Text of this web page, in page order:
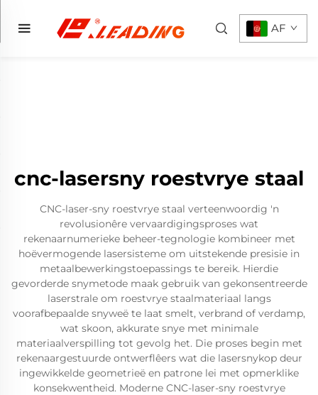
AF
cnc-lasersny roestvrye staal
CNC-laser-sny roestvrye staal verteenwoordig 'n
revolusionêre vervaardigingsproses wat
rekenaarnumerieke beheer-tegnologie kombineer met
hoëvermogende lasersisteme om uitstekende presisie in
metaalbewerkingstoepassings te bereik. Hierdie
gevorderde snymetode maak gebruik van gekonsentreerde
laserstrale om roestvrye staalmateriaal langs
voorafbepaalde snyweë te laat smelt, verbrand of verdamp,
wat skoon, akkurate snye met minimale
materiaalverspilling tot gevolg het. Die proses begin met
rekenaargestuurde ontwerflêers wat die lasersnykop deur
ingewikkelde geometrieë en patrone lei met opmerklike
konsekwentheid. Moderne CNC-laser-sny roestvrye